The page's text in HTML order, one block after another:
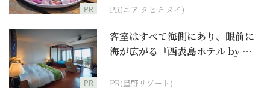
PR PR(エア タヒチ ヌイ)
PR
客室はすべて海側にあり、眼前に
海が広がる『西表島ホテル by 星
PR(星野リゾート)